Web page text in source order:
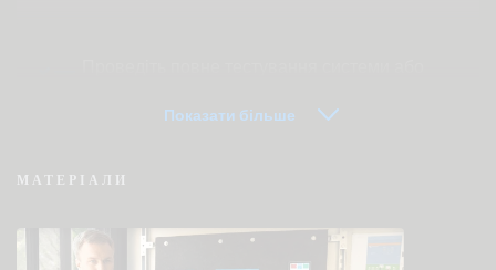
VRM — часто задавані питання про
Показати більше
МАТЕРІАЛИ